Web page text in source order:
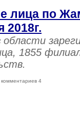
лица по
2018г.
1855
комментариев 4